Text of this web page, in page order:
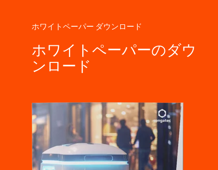
ホワイトペーパー ダウンロード
ホワイトペーパーのダウ
ンロード